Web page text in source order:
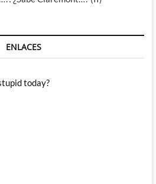
ENLACES
today?